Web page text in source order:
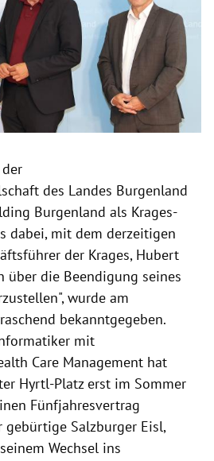
des Landes Burgenland
Burgenland als Krages-
dabei, mit dem derzeitigen
der Krages, Hubert
über die Beendigung seines
wurde am
bekanntgegeben.
mit
Care Management hat
Hyrtl-Platz erst im Sommer
Fünfjahresvertrag
gebürtige Salzburger Eisl,
Wechsel ins